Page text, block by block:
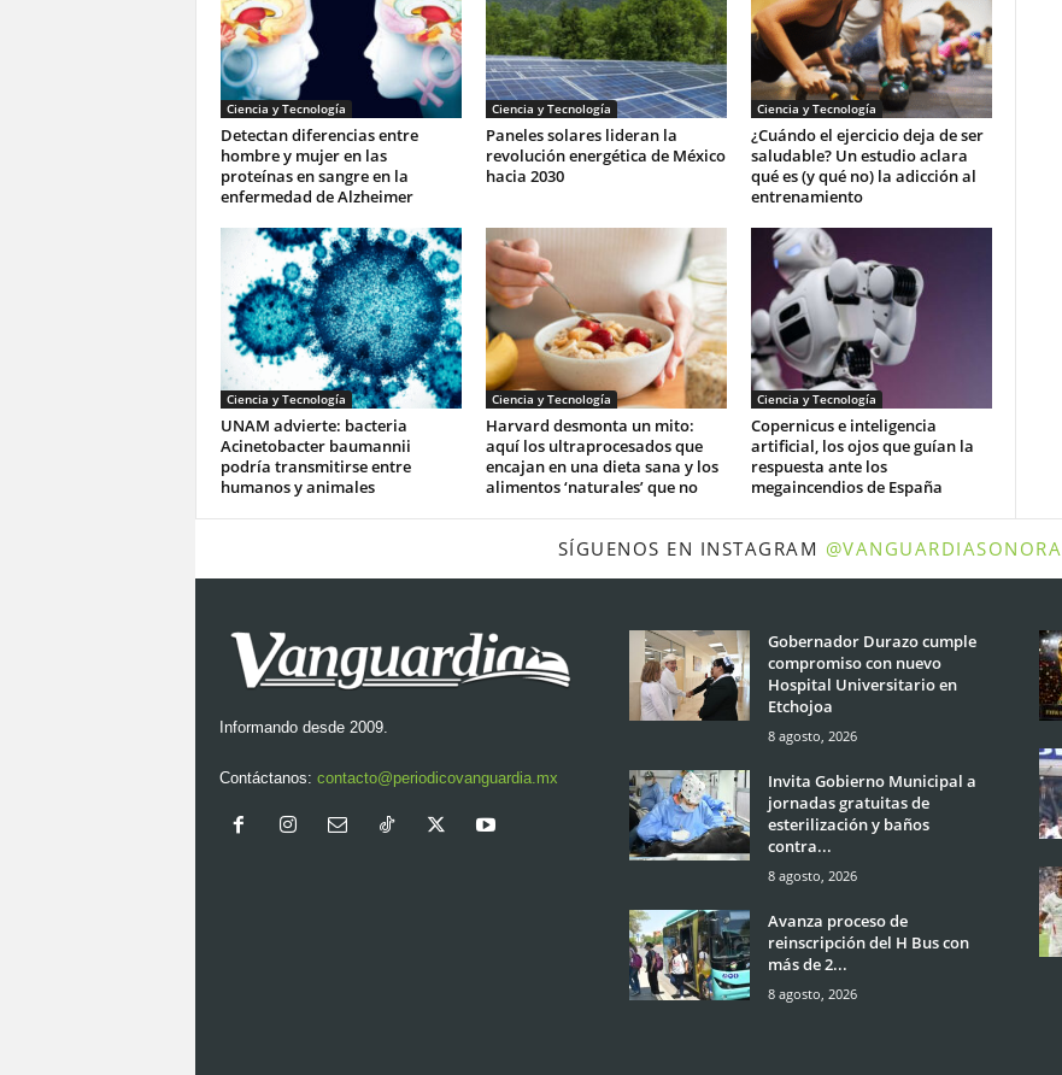
Ciencia y Tecnología
Detectan diferencias entre
hombre y mujer en las
proteínas en sangre en la
enfermedad de Alzheimer
Ciencia y Tecnología
Paneles solares lideran la
revolución energética de México
hacia 2030
Ciencia y Tecnología
¿Cuándo el ejercicio deja de ser
saludable? Un estudio aclara
qué es (y qué no) la adicción al
entrenamiento
Ciencia y Tecnología
UNAM advierte: bacteria
Acinetobacter baumannii
podría transmitirse entre
humanos y animales
Ciencia y Tecnología
Harvard desmonta un mito:
aquí los ultraprocesados que
encajan en una dieta sana y los
alimentos ‘naturales’ que no
Ciencia y Tecnología
Copernicus e inteligencia
artificial, los ojos que guían la
respuesta ante los
megaincendios de España
SÍGUENOS EN INSTAGRAM @VANGUARDIASONORA
Informando desde 2009.
Contáctanos: contacto@periodicovanguardia.mx
Gobernador Durazo cumple
compromiso con nuevo
Hospital Universitario en
Etchojoa
8 agosto, 2026
Invita Gobierno Municipal a
jornadas gratuitas de
esterilización y baños
contra...
8 agosto, 2026
Avanza proceso de
reinscripción del H Bus con
más de 2...
8 agosto, 2026